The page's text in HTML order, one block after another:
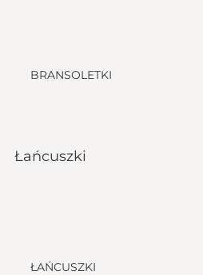
BRANSOLETKI
Łańcuszki
ŁAŃCUSZKI